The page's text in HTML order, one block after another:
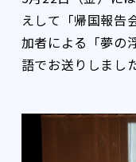
えして「帰国報告
加者による「夢の
語でお送りしまし